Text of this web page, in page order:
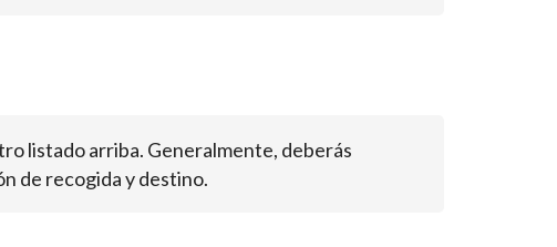
listado arriba. Generalmente, deberás
de recogida y destino.